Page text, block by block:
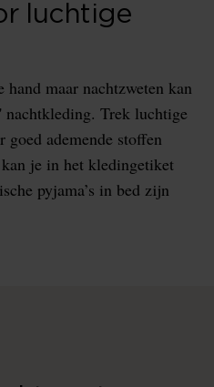
luchtige
maar nachtzweten kan
nachtkleding. Trek luchtige
ademende stoffen
je in het kledingetiket
pyjama’s in bed zijn